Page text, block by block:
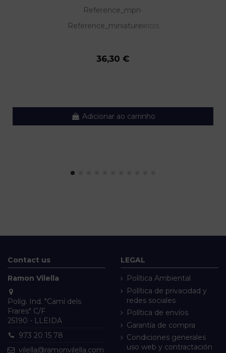
Reference_mpn-
Reference_miniature811025
36,30 €
Adicionar ao carrinho
Contact us
Ramon Vilella
Políg. Ind. "Camí dels
Frares" C/F
25190 - LLEIDA
973 20 15 78
vilella@ramonvilella.com
LEGAL
Política Ambiental
Política de privacidad y
redes sociales
Política de envíos
Garantía de compra
Condiciones generales
uso web y contractación